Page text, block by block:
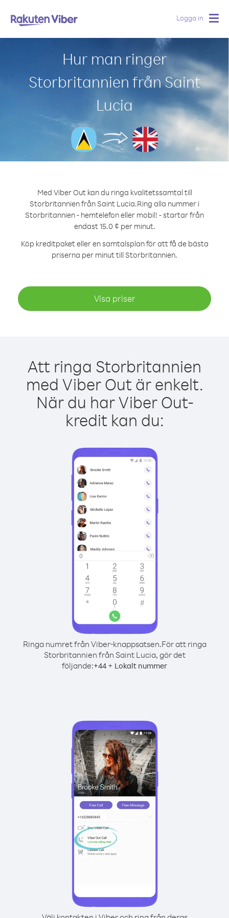
Logga in
Hur man ringer
Storbritannien från Saint
Lucia
Med Viber Out kan du ringa kvalitetssamtal till
Storbritannien från Saint Lucia.Ring alla nummer i
Storbritannien - hemtelefon eller mobil! - startar från
endast 15.0 ¢ per minut.
Köp kreditpaket eller en samtalsplan för att få de bästa
priserna per minut till Storbritannien.
Visa priser
Att ringa Storbritannien
med Viber Out är enkelt.
När du har Viber Out-
kredit kan du:
Ringa numret från Viber-knappsatsen.För att ringa
Storbritannien från Saint Lucia, gör det
följande:+44 + Lokalt nummer